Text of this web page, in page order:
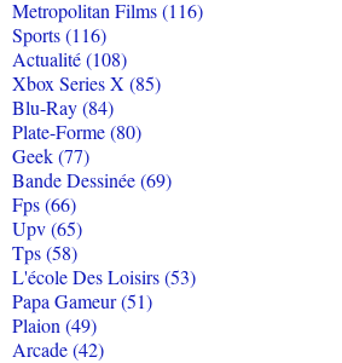
Metropolitan Films (116)
Sports (116)
Actualité (108)
Xbox Series X (85)
Blu-Ray (84)
Plate-Forme (80)
Geek (77)
Bande Dessinée (69)
Fps (66)
Upv (65)
Tps (58)
L'école Des Loisirs (53)
Papa Gameur (51)
Plaion (49)
Arcade (42)